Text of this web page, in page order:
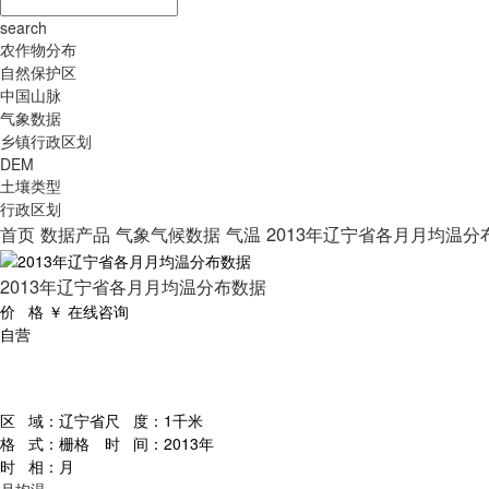
search
农作物分布
自然保护区
中国山脉
气象数据
乡镇行政区划
DEM
土壤类型
行政区划
首页 数据产品 气象气候数据 气温 2013年辽宁省各月月均温分
2013年辽宁省各月月均温分布数据
价 格 ￥ 在线咨询
自营
区 域： 辽宁省尺 度： 1千米
格 式： 栅格 时 间： 2013年
时 相： 月